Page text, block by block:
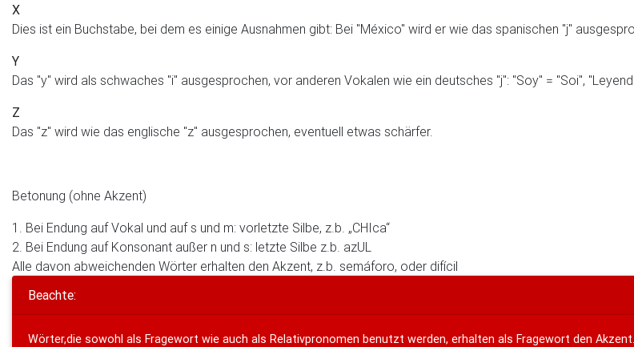
X
Dies ist ein Buchstabe, bei dem es einige Ausnahmen gibt: Bei "México" wird er wie das spanischen "j"
Y
Das "y" wird als schwaches "i" ausgesprochen, vor anderen Vokalen wie ein deutsches "j": "Soy" = "Soi",
Z
Das "z" wird wie das englische "z" ausgesprochen, eventuell etwas schärfer.
Betonung (ohne Akzent)
1. Bei Endung auf Vokal und auf s und m: vorletzte Silbe, z.b. „CHIca“
2. Bei Endung auf Konsonant außer n und s: letzte Silbe z.b. azUL
Alle davon abweichenden Wörter erhalten den Akzent, z.b. semáforo, oder difícil
Beachte:
Wörter,die sowohl als Fragewort wie auch als Relativpronomen benutzt werden, erhalten als Fragewort den Akzent.